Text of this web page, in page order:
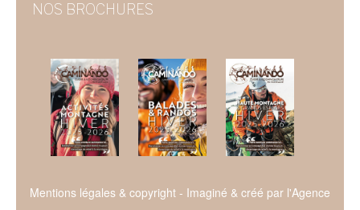
NOS BROCHURES
Mentions légales & copyright - Imaginé & créé par l'Agence